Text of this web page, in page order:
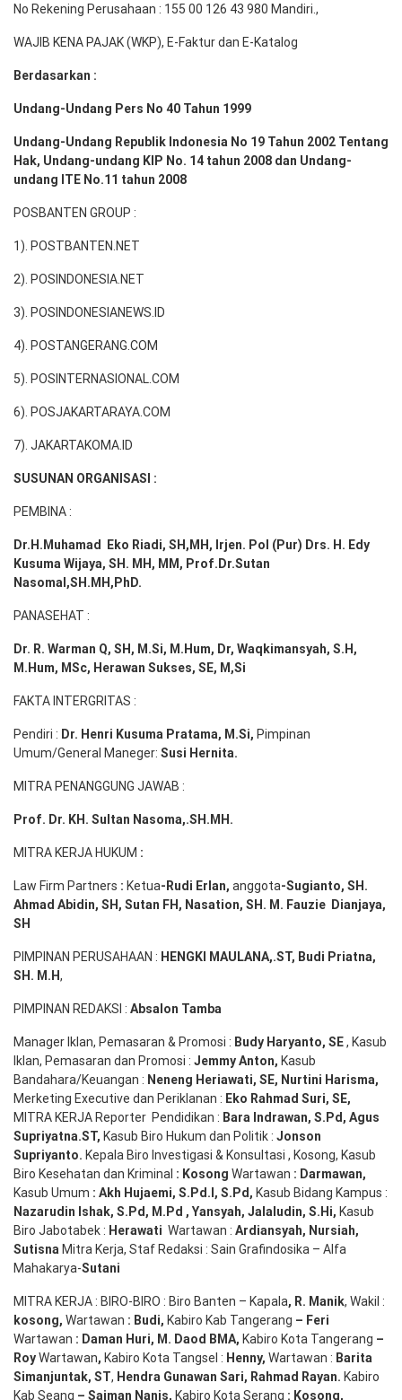
No Rekening Perusahaan : 155 00 126 43 980 Mandiri.,
WAJIB KENA PAJAK (WKP), E-Faktur dan E-Katalog
Berdasarkan :
Undang-Undang Pers No 40 Tahun 1999
Undang-Undang Republik Indonesia No 19 Tahun 2002 Tentang
Hak, Undang-undang KIP No. 14 tahun 2008 dan Undang-
undang ITE No.11 tahun 2008
POSBANTEN GROUP :
1). POSTBANTEN.NET
2). POSINDONESIA.NET
3). POSINDONESIANEWS.ID
4). POSTANGERANG.COM
5). POSINTERNASIONAL.COM
6). POSJAKARTARAYA.COM
7). JAKARTAKOMA.ID
SUSUNAN ORGANISASI :
PEMBINA :
Dr.H.Muhamad Eko Riadi, SH,MH , Irjen. Pol (Pur) Drs. H. Edy
Kusuma Wijaya, SH. MH, MM, Prof. Dr.Sutan
Nasomal,SH.MH,PhD.
PANASEHAT :
Dr. R. Warman Q, SH, M.Si, M.Hum, Dr, Waqkimansyah, S.H,
M.Hum, MSc, Herawan Sukses, SE, M,Si
FAKTA INTERGRITAS :
Pendiri : Dr. Henri Kusuma Pratama, M.Si, Pimpinan
Umum/General Maneger: Susi Hernita.
MITRA PENANGGUNG JAWAB :
Prof. Dr. KH. Sultan Nasoma,.SH.MH.
MITRA KERJA HUKUM :
Law Firm Partners : Ketua-Rudi Erlan, anggota-Sugianto, SH.
Ahmad Abidin, SH, Sutan FH, Nasation, SH. M. Fauzie Dianjaya,
SH
PIMPINAN PERUSAHAAN : HENGKI MAULANA,.ST, Budi Priatna,
SH . M.H,
PIMPINAN REDAKSI : Absalon Tamba
Manager Iklan, Pemasaran & Promosi : Budy Haryanto, SE, Kasub
Iklan, Pemasaran dan Promosi : Jemmy Anton, Kasub
Bandahara/Keuangan : Neneng Heriawati, SE, Nurtini Harisma,
Merketing Executive dan Periklanan : Eko Rahmad Suri, SE,
MITRA KERJA Reporter Pendidikan : Bara Indrawan, S.Pd , Agus
Supriyatna.ST, Kasub Biro Hukum dan Politik : Jonson
Supriyanto. Kepala Biro Investigasi & Konsultasi , Kosong, Kasub
Biro Kesehatan dan Kriminal : Kosong Wartawan : Darmawan,
Kasub Umum : Akh Hujaemi, S.Pd.I, S.Pd , Kasub Bidang Kampus :
Nazarudin Ishak, S.Pd , M.Pd , Yansyah, Jalaludin, S.Hi, Kasub
Biro Jabotabek : Herawati Wartawan : Ardiansyah, Nursiah,
Sutisna Mitra Kerja, Staf Redaksi : Sain Grafindosika – Alfa
Mahakarya-Sutani
MITRA KERJA : BIRO-BIRO : Biro Banten – Kapala, R. Manik, Wakil :
kosong, Wartawan : Budi, Kabiro Kab Tangerang – Feri
Wartawan : Daman Huri, M. Daod BMA, Kabiro Kota Tangerang –
RoyWartawan, Kabiro Kota Tangsel : Henny, Wartawan : Barita
Simanjuntak, ST, Hendra Gunawan Sari, Rahmad Rayan. Kabiro
Kab Seang – Saiman Nanis, Kabiro Kota Serang : Kosong,